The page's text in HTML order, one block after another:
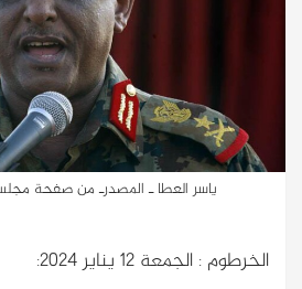
ياسر العطا ـ المصدرـ من صفحة
الخرطوم : الجمعة 12 يناير 2024: